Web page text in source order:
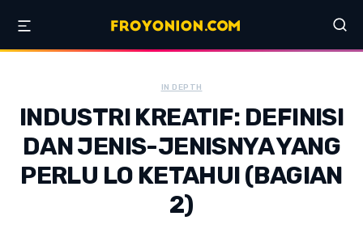
IN DEPTH
INDUSTRI KREATIF: DEFINISI
DAN JENIS-JENISNYA YANG
PERLU LO KETAHUI (BAGIAN
2)